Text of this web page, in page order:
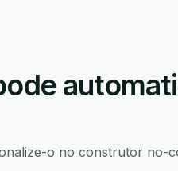
o no construtor no-